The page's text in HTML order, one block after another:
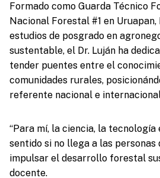
Formado como Guarda Técnico
Nacional Forestal #1 en
estudios de posgrado en
sustentable, el Dr. Luján ha
tender puentes entre el
comunidades rurales,
referente nacional e
“Para mí, la ciencia, la tecnología
sentido si no llega a las
impulsar el desarrollo forestal
docente.